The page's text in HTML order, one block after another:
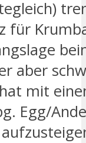
für
aber
mit
Egg/